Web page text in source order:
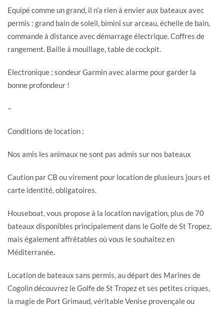
Equipé comme un grand, il n’a rien à envier aux bateaux avec
permis : grand bain de soleil, bimini sur arceau, échelle de bain,
commande à distance avec démarrage électrique. Coffres de
rangement. Baille à mouillage, table de cockpit.
Electronique : sondeur Garmin avec alarme pour garder la
bonne profondeur !
–
Conditions de location :
Nos amis les animaux ne sont pas admis sur nos bateaux
Caution par CB ou virement pour location de plusieurs jours et
carte identité, obligatoires.
Houseboat, vous propose à la location navigation, plus de 70
bateaux disponibles principalement dans le Golfe de St Tropez,
mais également affrêtables où vous le souhaitez en
Méditerranée.
Location de bateaux sans permis, au départ des Marines de
Cogolin découvrez le Golfe de St Tropez et ses petites criques,
la magie de Port Grimaud, véritable Venise provençale ou